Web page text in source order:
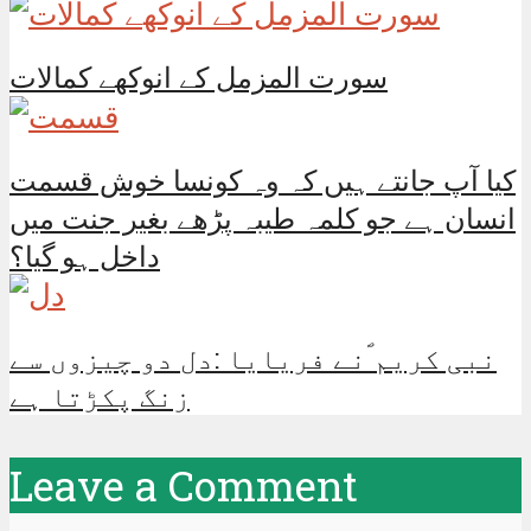
سورت المزمل کے انوکھے کمالات
کیا آپ جانتے ہیں کہ وہ کونسا خوش قسمت
انسان ہے جو کلمہ طیبہ پڑھے بغیر جنت میں
داخل ہو گیا؟
نبی کریم ؐنے فریایا :دل دو چیزوں سے
زنگ پکڑتا ہے
Leave a Comment